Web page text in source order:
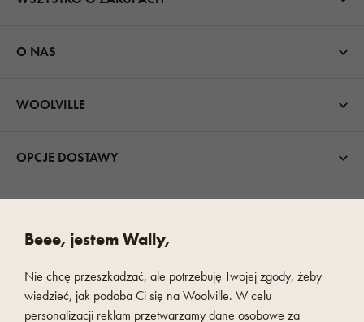
O NAS
WOOLVILLE
OPCJE DOSTAWY
SZYBKA I BEZPIECZNA PŁATNOŚĆ
Beee, jestem Wally,
Nie chcę przeszkadzać, ale potrzebuję Twojej zgody, żeby
wiedzieć, jak podoba Ci się na Woolville. W celu
personalizacji reklam przetwarzamy dane osobowe za